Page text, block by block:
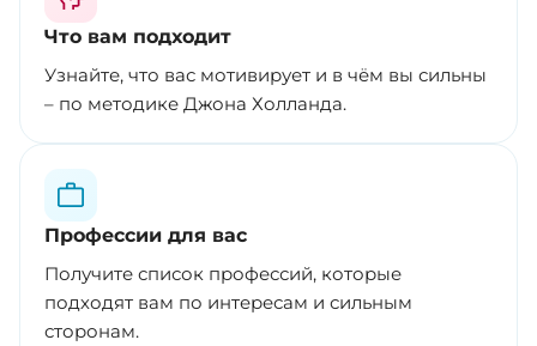
Что вам подходит
Узнайте, что вас мотивирует и в чём вы сильны
– по методике Джона Холланда.
Профессии для вас
Получите список профессий, которые
подходят вам по интересам и сильным
сторонам.